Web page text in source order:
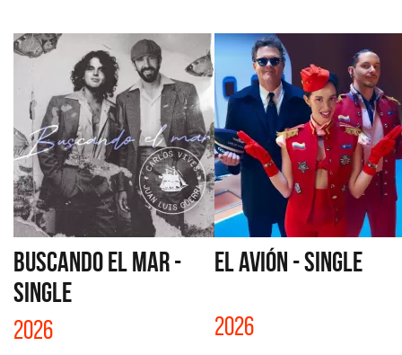
BUSCANDO EL MAR -
SINGLE
2026
EL AVIÓN - SINGLE
2026